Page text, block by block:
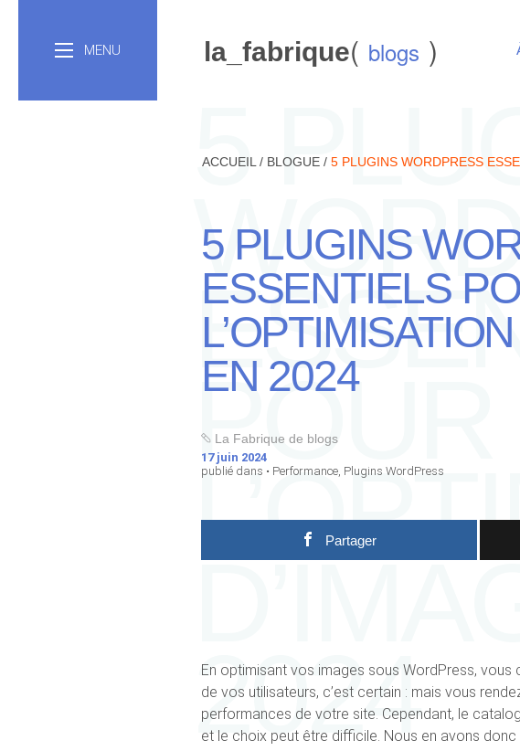
MENU la_fabrique( blogs )
5
POUR
2024
ACCUEIL / BLOGUE / 5 PLUGINS WORDPRESS
5 PLUGINS
ESSENTIELS
EN 2024
La Fabrique de blogs
17 juin 2024
publié dans • Performance, Plugins WordPress
Partager
En optimisant vos images sous WordPress,
de vos utilisateurs, c’est certain : mais vous
performances de votre site. Cependant, le
et le choix peut être difficile. Nous en avons